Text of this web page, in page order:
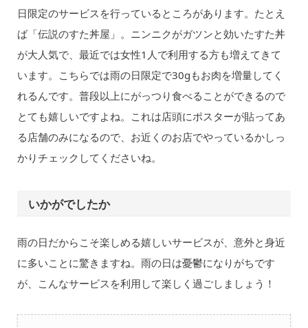
日限定のサービスを行っているところがあります。たとえ
ば「伝説のすた丼屋」。ニンニクがガツンと効いたすた丼
が大人気で、最近では女性1人で利用する方も増えてきて
います。こちらでは雨の日限定で30gもお肉を増量してく
れるんです。普段以上にがっつり食べることができるので
とても嬉しいですよね。これは店頭にポスターが貼ってあ
る店舗のみになるので、お近くのお店でやっているかしっ
かりチェックしてくださいね。
いかがでしたか
雨の日だからこそ楽しめる嬉しいサービスが、意外と身近
に多いことに驚きますね。雨の日は憂鬱になりがちです
が、こんなサービスを利用して楽しく過ごしましょう！